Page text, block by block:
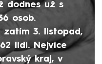
dodnes už s
osob.
zatím 3. listopad,
lidí. Nejvíce
kraj, v